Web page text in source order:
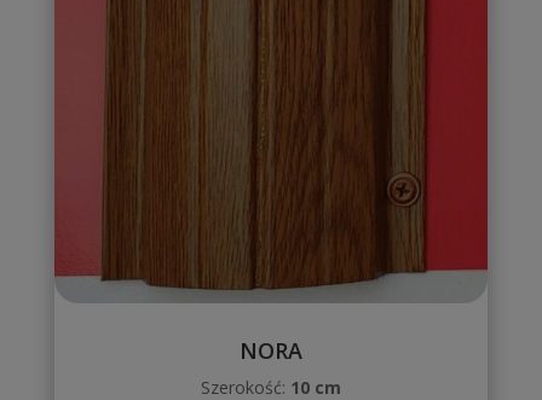
NORA
Szerokość: 10 cm